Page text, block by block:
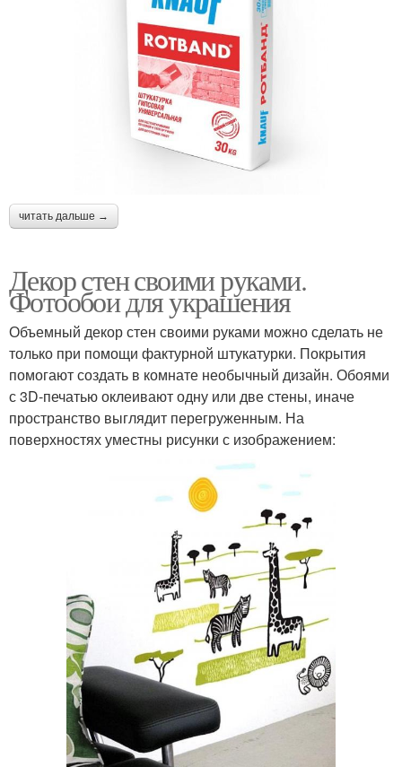
читать дальше →
Декор стен своими руками.
Фотообои для украшения
Объемный декор стен своими руками можно сделать не
только при помощи фактурной штукатурки. Покрытия
помогают создать в комнате необычный дизайн. Обоями
с 3D-печатью оклеивают одну или две стены, иначе
пространство выглядит перегруженным. На
поверхностях уместны рисунки с изображением: